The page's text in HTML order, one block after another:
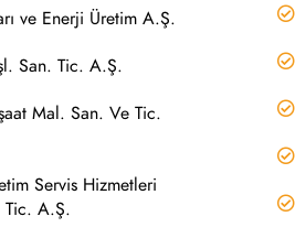
ve Enerji Üretim A.Ş.
San. Tic. A.Ş.
Mal. San. Ve Tic.
Servis Hizmetleri
Tic. A.Ş.